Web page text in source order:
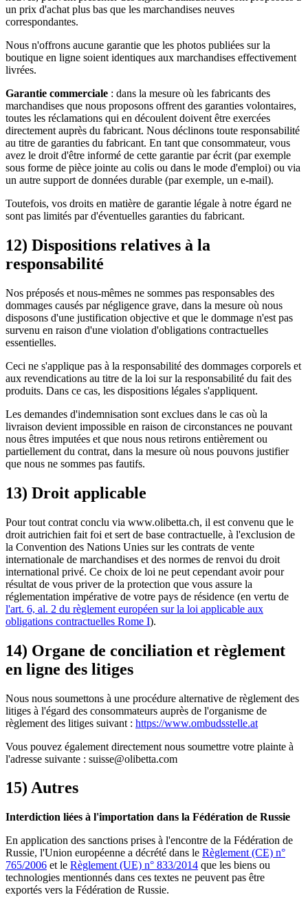
un prix d'achat plus bas que les marchandises neuves
correspondantes.
Nous n'offrons aucune garantie que les photos publiées sur la
boutique en ligne soient identiques aux marchandises effectivement
livrées.
Garantie commerciale : dans la mesure où les fabricants des
marchandises que nous proposons offrent des garanties volontaires,
toutes les réclamations qui en découlent doivent être exercées
directement auprès du fabricant. Nous déclinons toute responsabilité
au titre de garanties du fabricant. En tant que consommateur, vous
avez le droit d'être informé de cette garantie par écrit (par exemple
sous forme de pièce jointe au colis ou dans le mode d'emploi) ou via
un autre support de données durable (par exemple, un e-mail).
Toutefois, vos droits en matière de garantie légale à notre égard ne
sont pas limités par d'éventuelles garanties du fabricant.
12) Dispositions relatives à la
responsabilité
Nos préposés et nous-mêmes ne sommes pas responsables des
dommages causés par négligence grave, dans la mesure où nous
disposons d'une justification objective et que le dommage n'est pas
survenu en raison d'une violation d'obligations contractuelles
essentielles.
Ceci ne s'applique pas à la responsabilité des dommages corporels et
aux revendications au titre de la loi sur la responsabilité du fait des
produits. Dans ce cas, les dispositions légales s'appliquent.
Les demandes d'indemnisation sont exclues dans le cas où la
livraison devient impossible en raison de circonstances ne pouvant
nous êtres imputées et que nous nous retirons entièrement ou
partiellement du contrat, dans la mesure où nous pouvons justifier
que nous ne sommes pas fautifs.
13) Droit applicable
Pour tout contrat conclu via www.olibetta.ch, il est convenu que le
droit autrichien fait foi et sert de base contractuelle, à l'exclusion de
la Convention des Nations Unies sur les contrats de vente
internationale de marchandises et des normes de renvoi du droit
international privé. Ce choix de loi ne peut cependant avoir pour
résultat de vous priver de la protection que vous assure la
réglementation impérative de votre pays de résidence (en vertu de
l'art. 6, al. 2 du règlement européen sur la loi applicable aux
obligations contractuelles Rome I).
14) Organe de conciliation et règlement
en ligne des litiges
Nous nous soumettons à une procédure alternative de règlement des
litiges à l'égard des consommateurs auprès de l'organisme de
règlement des litiges suivant : https://www.ombudsstelle.at
Vous pouvez également directement nous soumettre votre plainte à
l'adresse suivante : suisse@olibetta.com
15) Autres
Interdiction liées à l'importation dans la Fédération de Russie
En application des sanctions prises à l'encontre de la Fédération de
Russie, l'Union européenne a décrété dans le Règlement (CE) n°
765/2006 et le Règlement (UE) n° 833/2014 que les biens ou
technologies mentionnés dans ces textes ne peuvent pas être
exportés vers la Fédération de Russie.